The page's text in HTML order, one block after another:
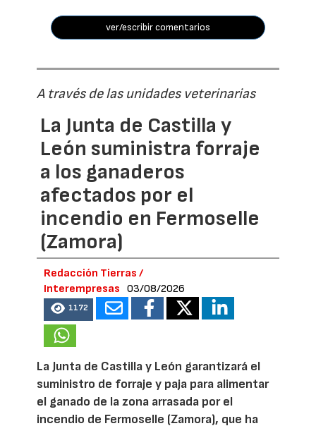
ver/escribir comentarios
A través de las unidades veterinarias
La Junta de Castilla y
León suministra forraje
a los ganaderos
afectados por el
incendio en Fermoselle
(Zamora)
Redacción Tierras /
Interempresas
03/08/2026
1172
La Junta de Castilla y León garantizará el
suministro de forraje y paja para alimentar
el ganado de la zona arrasada por el
incendio de Fermoselle (Zamora), que ha